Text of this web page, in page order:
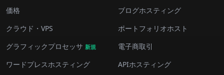
価格
クラウド・VPS
グラフィックプロセッサ 新規
ワードプレスホスティング
ブログホスティング
ポートフォリオホスト
電子商取引
APIホスティング